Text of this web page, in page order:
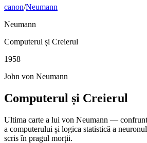
canon/Neumann
Neumann
Computerul și Creierul
1958
John von Neumann
Computerul și Creierul
Ultima carte a lui von Neumann —
a computerului și logica statistică a
scris în pragul morții.